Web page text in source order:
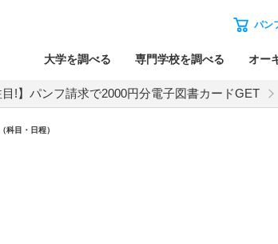
パン
大学を調べる 専門学校を調べる オー
目!】パンフ請求で2000円分電子図書カードGET
科目・日程）